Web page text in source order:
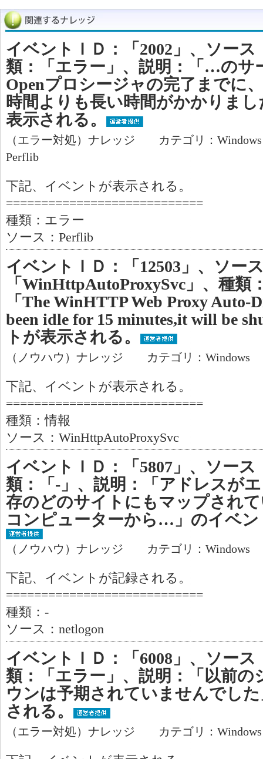
イベントＩＤ：「2002」、ソー
類：「エラー」、説明：「…のサ
Openプロシージャの完了までに
時間よりも長い時間がかかりま
表示される。
（エラー対処）ナレッジ カテゴリ：
Perflib
下記、イベントが表示される。
============================
種類：エラー
ソース：Perflib
イベントＩＤ：「12503」、ソー
「WinHttpAutoProxySvc」、種類
「The WinHTTP Web Proxy Auto-
been idle for 15 minutes,it will be
トが表示される。
（ノウハウ）ナレッジ カテゴリ：Windows
下記、イベントが表示される。
============================
種類：情報
ソース：WinHttpAutoProxySvc
イベントＩＤ：「5807」、ソース
類：「-」、説明：「アドレスが
存のどのサイトにもマップされ
コンピューターから…」のイベ
（ノウハウ）ナレッジ カテゴリ：Windows
下記、イベントが記録される。
============================
種類：-
ソース：netlogon
イベントＩＤ：「6008」、ソース
類：「エラー」、説明：「以前
ウンは予期されていませんでし
される。
（エラー対処）ナレッジ カテゴリ：